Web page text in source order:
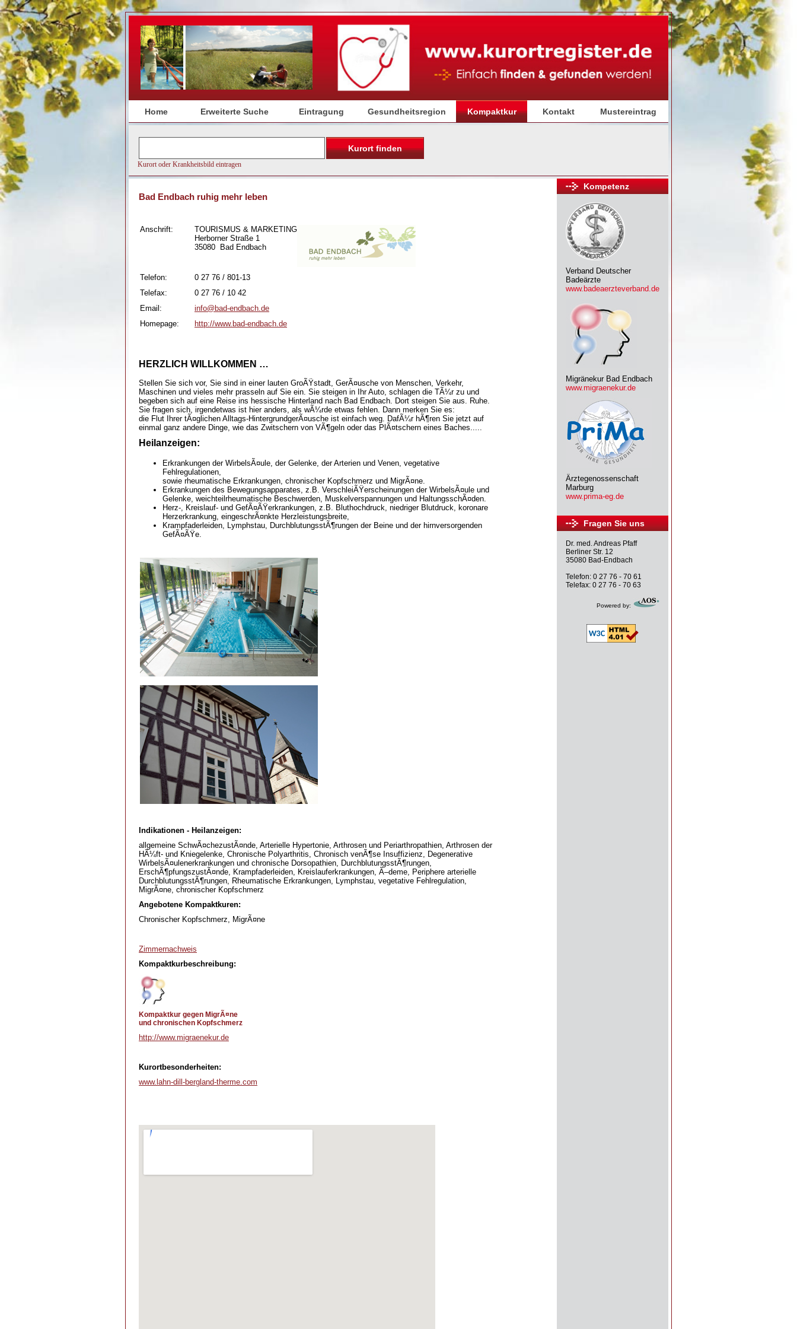
Home Erweiterte Suche Eintragung Gesundheitsregion Kompaktkur Kontakt Mustereintrag
Bad Endbach ruhig mehr leben
Anschrift:
TOURISMUS & MARKETING
Herborner Straße 1
35080
Bad Endbach
Telefon:
0 27 76 / 801-13
Telefax:
0 27 76 / 10 42
Email:
info@bad-endbach.de
Homepage:
http://www.bad-endbach.de
HERZLICH WILLKOMMEN …
Stellen Sie sich vor, Sie sind in einer lauten GroÃŸstadt, GerÃ¤usche von Menschen, Verkehr,
Maschinen und vieles mehr prasseln auf Sie ein. Sie steigen in Ihr Auto, schlagen die TÃ¼r zu und
begeben sich auf eine Reise ins hessische Hinterland nach Bad Endbach. Dort steigen Sie aus. Ruhe.
Sie fragen sich, irgendetwas ist hier anders, als wÃ¼rde etwas fehlen. Dann merken Sie es:
die Flut Ihrer tÃ¤glichen Alltags-HintergrundgerÃ¤usche ist einfach weg. DafÃ¼r hÃ¶ren Sie jetzt auf
einmal ganz andere Dinge, wie das Zwitschern von VÃ¶geln oder das PlÃ¤tschern eines Baches.....
Heilanzeigen:
Erkrankungen der WirbelsÃ¤ule, der Gelenke, der Arterien und Venen, vegetative
Fehlregulationen,
sowie rheumatische Erkrankungen, chronischer Kopfschmerz und MigrÃ¤ne.
Erkrankungen des Bewegungsapparates, z.B. VerschleiÃŸerscheinungen der WirbelsÃ¤ule und
Gelenke, weichteilrheumatische Beschwerden, Muskelverspannungen und HaltungsschÃ¤den.
Herz-, Kreislauf- und GefÃ¤ÃŸerkrankungen, z.B. Bluthochdruck, niedriger Blutdruck, koronare
Herzerkrankung, eingeschrÃ¤nkte Herzleistungsbreite,
Krampfaderleiden, Lymphstau, DurchblutungsstÃ¶rungen der Beine und der hirnversorgenden
GefÃ¤ÃŸe.
Indikationen - Heilanzeigen:
allgemeine SchwÃ¤chezustÃ¤nde, Arterielle Hypertonie, Arthrosen und Periarthropathien, Arthrosen der
HÃ¼ft- und Kniegelenke, Chronische Polyarthritis, Chronisch venÃ¶se Insuffizienz, Degenerative
WirbelsÃ¤ulenerkrankungen und chronische Dorsopathien, DurchblutungsstÃ¶rungen,
ErschÃ¶pfungszustÃ¤nde, Krampfaderleiden, Kreislauferkrankungen, Ã–deme, Periphere arterielle
DurchblutungsstÃ¶rungen, Rheumatische Erkrankungen, Lymphstau, vegetative Fehlregulation,
MigrÃ¤ne, chronischer Kopfschmerz
Angebotene Kompaktkuren:
Chronischer Kopfschmerz, MigrÃ¤ne
Zimmernachweis
Kompaktkurbeschreibung:
Kompaktkur gegen MigrÃ¤ne
und chronischen Kopfschmerz
http://www.migraenekur.de
Kurortbesonderheiten:
www.lahn-dill-bergland-therme.com
Kompetenz
Verband Deutscher
Badeärzte
www.badeaerzteverband.de
Migränekur Bad Endbach
www.migraenekur.de
Ärztegenossenschaft
Marburg
www.prima-eg.de
Fragen Sie uns
Dr. med. Andreas Pfaff
Berliner Str. 12
35080 Bad-Endbach
Telefon: 0 27 76 - 70 61
Telefax: 0 27 76 - 70 63
Powered by: